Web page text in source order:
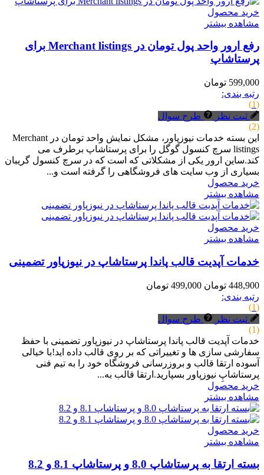
خرید محصول
مشاهده بیشتر
رفع ارور واحد پول تومان در Merchant listings برای
پرستاشاپ
599,000 تومان
رتبه بندی:
(1)
ثبت نظر
طرح سوال
(2)
این بسته خدمات نیوزپاور، مشکل نمایش واحد تومان در Merchant
listings سرچ کنسول گوگل را برای پرستاشاپ برطرف می
کند.ساین ارور یکی از مشکلاتی که است که در سرچ کنسول گریبان
بسیاری از وب سایت های فروشگاهی را گرفته است و...
خرید محصول
مشاهده بیشتر
خرید محصول
مشاهده بیشتر
خدمات آپدیت قالب پاندا پرستاشاپ در نیوزپاور تضمینی
448,900 تومان
499,000 تومان
رتبه بندی:
(1)
ثبت نظر
طرح سوال
(1)
خدمات آپدیت قالب پاندا پرستاشاپ در نیوزپاور تضمینی با حفظ
سفارشی سازی ها و تغییراتی که بر روی قالب داده اید!با خیالی
آسوده ارتقا قالب و بروزرسانی فروشگاه خود را به تیم فنی
پرستاشاپِ نیوزپاور بسپارید.ارتقا قالب به...
خرید محصول
مشاهده بیشتر
خرید محصول
مشاهده بیشتر
بسته ارتقا به پرستاشاپ 8.0 و پرستاشاپ 8.1 و 8.2